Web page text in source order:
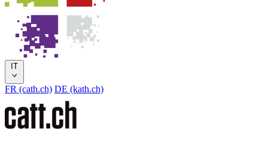
IT
FR (cath.ch) DE (kath.ch)